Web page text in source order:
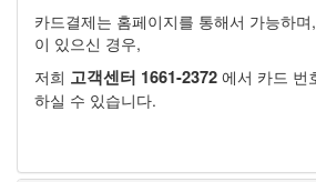
카드결제는 홈페이지를 통해서 가능하
이 있으신 경우,
저희 고객센터 1661-2372 에서 카드 번
하실 수 있습니다.